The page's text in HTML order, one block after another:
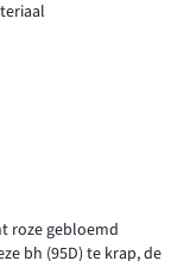
roze gebloemd
bh (95D) te krap, de